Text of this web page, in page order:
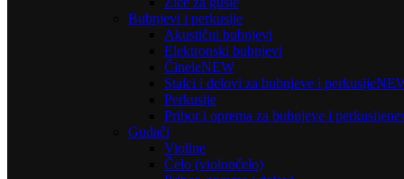
Bubnjevi i perkusije
Akustični bubnjevi
Elektronski bubnjevi
ČineleNEW
Stalci i delovi za bubnjeve i perkusije
Perkusije
Pribor i oprema za bubnjeve i perkusije
Gudači
Violine
Čelo (violončelo)